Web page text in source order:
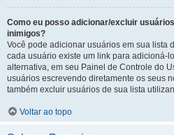
Como eu posso adicionar/excluir
inimigos?
Você pode adicionar usuários em sua lista
cada usuário existe um link para adicioná-
alternativa, em seu Painel de Controle do
usuários escrevendo diretamente os seus
também excluir usuários de sua lista
Voltar ao topo